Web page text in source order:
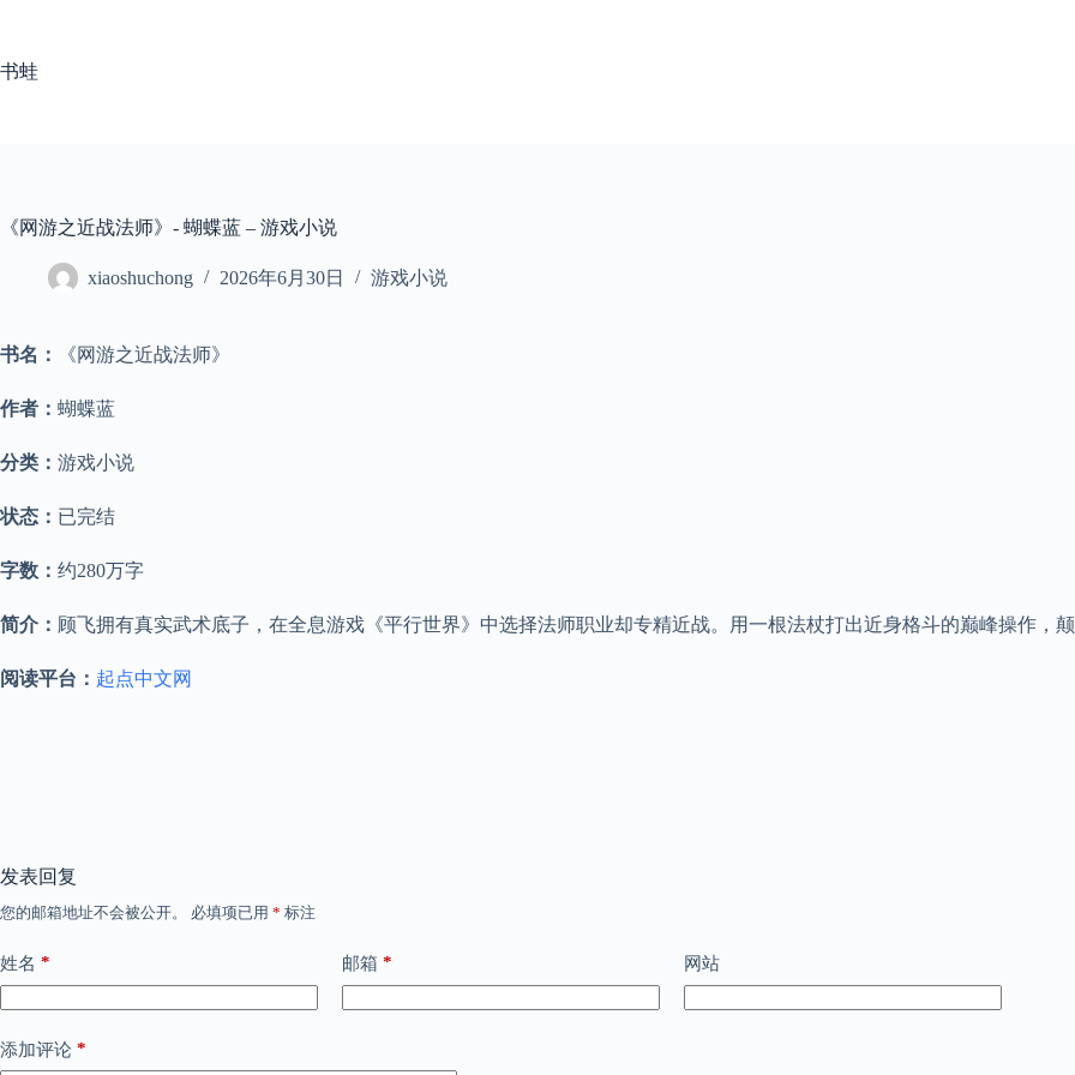
内
容
书蛙
《网游之近战法师》- 蝴蝶蓝 – 游戏小说
xiaoshuchong 2026年6月30日 游戏小说
书名： 《网游之近战法师》
作者： 蝴蝶蓝
分类： 游戏小说
状态： 已完结
字数： 约280万字
简介： 顾飞拥有真实武术底子，在全息游戏《平行世界》中选择法师职业却专精近战。用一根法杖打出近身格斗的巅峰操作，
阅读平台： 起点中文网
发表回复
您的邮箱地址不会被公开。 必填项已用 * 标注
姓名 * 邮箱 * 网站
添加评论 *